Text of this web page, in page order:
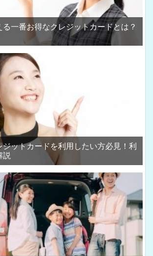
一番お得なクレジットカードとは？
ジットカードを利用したい方必見！利
説